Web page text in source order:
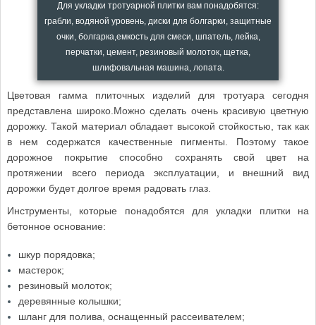
Для укладки тротуарной плитки вам понадобятся:
грабли, водяной уровень, диски для болгарки, защитные
очки, болгарка,емкость для смеси, шпатель, лейка,
перчатки, цемент, резиновый молоток, щетка,
шлифовальная машина, лопата.
Цветовая гамма плиточных изделий для тротуара сегодня
представлена широко.Можно сделать очень красивую цветную
дорожку. Такой материал обладает высокой стойкостью, так как
в нем содержатся качественные пигменты. Поэтому такое
дорожное покрытие способно сохранять свой цвет на
протяжении всего периода эксплуатации, и внешний вид
дорожки будет долгое время радовать глаз.
Инструменты, которые понадобятся для укладки плитки на
бетонное основание:
шкур порядовка;
мастерок;
резиновый молоток;
деревянные колышки;
шланг для полива, оснащенный рассеивателем;